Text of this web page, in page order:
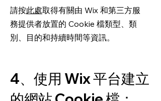
請按此處取得有關由 Wix 和第三方服
務提供者放置的 Cookie 檔類型、類
別、目的和持續時間等資訊。
4、使用 Wix 平台建立